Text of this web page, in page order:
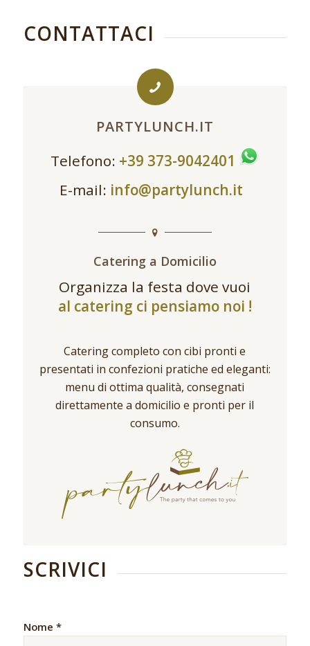
CONTATTACI
PARTYLUNCH.IT
Telefono: +39 373-9042401
E-mail: info@partylunch.it
Catering a Domicilio
Organizza la festa dove vuoi
al catering ci pensiamo noi !
Catering completo con cibi pronti e
presentati in confezioni pratiche ed eleganti:
menu di ottima qualità, consegnati
direttamente a domicilio e pronti per il
consumo.
SCRIVICI
Nome *